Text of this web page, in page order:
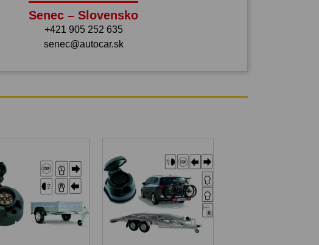
Senec – Slovensko
+421 905 252 635
senec@autocar.sk